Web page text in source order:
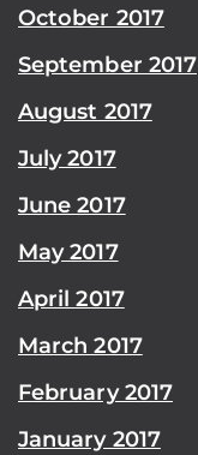
October 2017
September 2017
August 2017
July 2017
June 2017
May 2017
April 2017
March 2017
February 2017
January 2017